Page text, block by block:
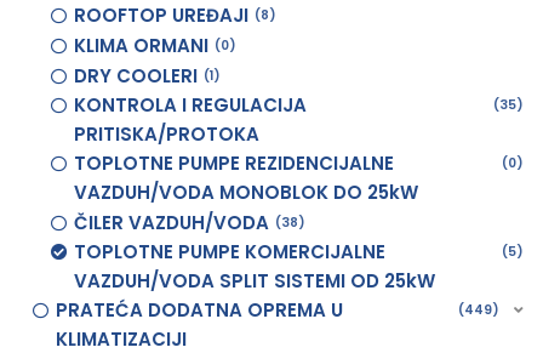
ROOFTOP UREĐAJI 8
KLIMA ORMANI 0
DRY COOLERI 1
KONTROLA I REGULACIJA
PRITISKA/PROTOKA
35
TOPLOTNE PUMPE REZIDENCIJALNE
VAZDUH/VODA MONOBLOK DO 25kW
0
ČILER VAZDUH/VODA 38
TOPLOTNE PUMPE KOMERCIJALNE
VAZDUH/VODA SPLIT SISTEMI OD 25kW
5
PRATEĆA DODATNA OPREMA U
KLIMATIZACIJI
449